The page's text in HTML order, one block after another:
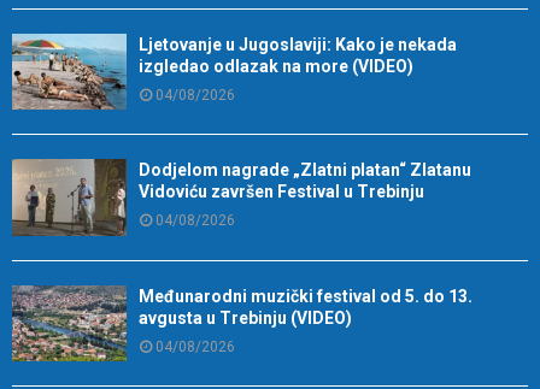
Ljetovanje u Jugoslaviji: Kako je nekada
izgledao odlazak na more (VIDEO)
04/08/2026
Dodjelom nagrade „Zlatni platan“ Zlatanu
Vidoviću završen Festival u Trebinju
04/08/2026
Međunarodni muzički festival od 5. do 13.
avgusta u Trebinju (VIDEO)
04/08/2026